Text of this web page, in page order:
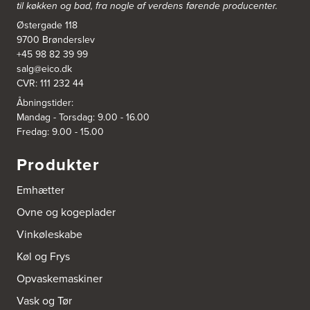
3831: Power Rødovre
Rødovre Centrum 90
2610 Rødovre
https://www.power.dk/butik/power-roedovre/s-3831/
3832: Power Slagelse
Japanvej 8
4200 Slagelse
Tel.:70338080
https://www.power.dk/butik/power-slagelse/s-3832/
3836: Power Frederikshavn
Grønlandsvej 22
9900 Frederikshavn
https://www.power.dk/butik/power-frederikshavn/s-3836/
3841: Power Haderslev
Nordhavnsvej 2
6100 Haderslev
https://www.power.dk/butik/power-haderslev/s-3841/
til køkken og bad, fra nogle af verdens førende producenter.
Østergade 118
9700 Brønderslev
+45 98 82 39 99
salg@eico.dk
CVR: 111 232 44
Åbningstider:
Mandag - Torsdag: 9.00 - 16.00
Fredag: 9.00 - 15.00
Produkter
Emhætter
Ovne og kogeplader
Vinkøleskabe
Køl og Frys
Opvaskemaskiner
Vask og Tør